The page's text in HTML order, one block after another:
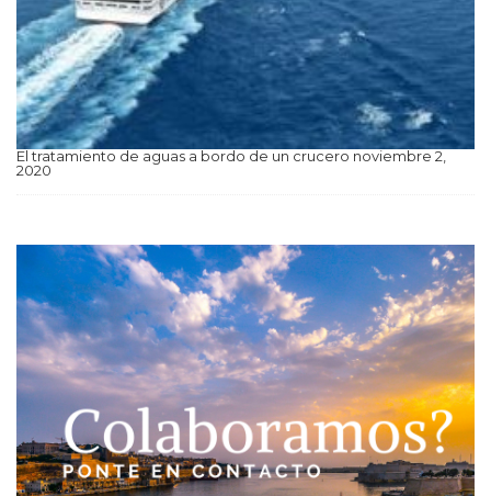
El tratamiento de aguas a bordo de un crucero noviembre 2,
2020